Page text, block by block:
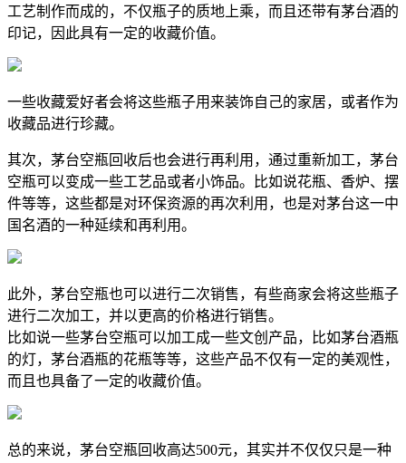
工艺制作而成的，不仅瓶子的质地上乘，而且还带有茅台酒的
印记，因此具有一定的收藏价值。
一些收藏爱好者会将这些瓶子用来装饰自己的家居，或者作为
收藏品进行珍藏。
其次，茅台空瓶回收后也会进行再利用，通过重新加工，茅台
空瓶可以变成一些工艺品或者小饰品。比如说花瓶、香炉、摆
件等等，这些都是对环保资源的再次利用，也是对茅台这一中
国名酒的一种延续和再利用。
此外，茅台空瓶也可以进行二次销售，有些商家会将这些瓶子
进行二次加工，并以更高的价格进行销售。
比如说一些茅台空瓶可以加工成一些文创产品，比如茅台酒瓶
的灯，茅台酒瓶的花瓶等等，这些产品不仅有一定的美观性，
而且也具备了一定的收藏价值。
总的来说，茅台空瓶回收高达500元，其实并不仅仅只是一种